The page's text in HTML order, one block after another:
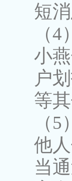
短消
（
小
户
等
（
他
当